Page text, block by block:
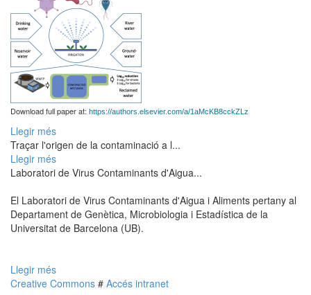
Download full paper at: https://authors.elsevier.com/a/1aMcKB8cckZLz
Llegir més
Traçar l'origen de la contaminació a l...
Llegir més
Laboratori de Virus Contaminants d'Aigua...
El Laboratori de Virus Contaminants d'Aigua i Aliments pertany al
Departament de Genètica, Microbiologia i Estadística de la
Universitat de Barcelona (UB).
Llegir més
Creative Commons # Accés intranet